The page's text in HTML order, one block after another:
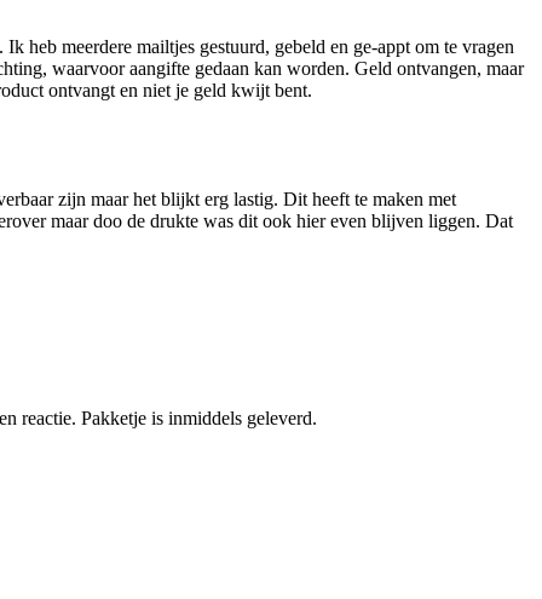
heb meerdere mailtjes gestuurd, gebeld en ge-appt om te vragen
waarvoor aangifte gedaan kan worden. Geld ontvangen, maar
ontvangt en niet je geld kwijt bent.
zijn maar het blijkt erg lastig. Dit heeft te maken met
maar doo de drukte was dit ook hier even blijven liggen. Dat
reactie. Pakketje is inmiddels geleverd.